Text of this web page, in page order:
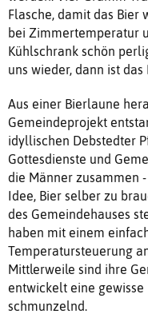
Flasche, damit das Bier
bei Zimmertemperatur
Kühlschrank schön
uns wieder, dann ist
Aus einer Bierlaune
Gemeindeprojekt
idyllischen Debstedter
Gottesdienste und
die Männer zusammen
Idee, Bier selber zu
des Gemeindehauses
haben mit einem
Temperatursteuerung
Mittlerweile sind ihre
entwickelt eine gewisse
schmunzelnd.